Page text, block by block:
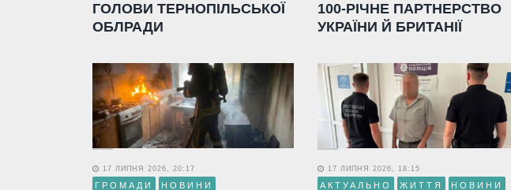
ГОЛОВИ ТЕРНОПІЛЬСЬКОЇ
ОБЛРАДИ
100-РІЧНЕ ПАРТНЕРСТВО
УКРАЇНИ Й БРИТАНІЇ
17 ЛИПНЯ 2026, 20:17
ГРОМАДИ НОВИНИ
17 ЛИПНЯ 2026, 18:15
АКТУАЛЬНО ЖИТТЯ НОВИНИ